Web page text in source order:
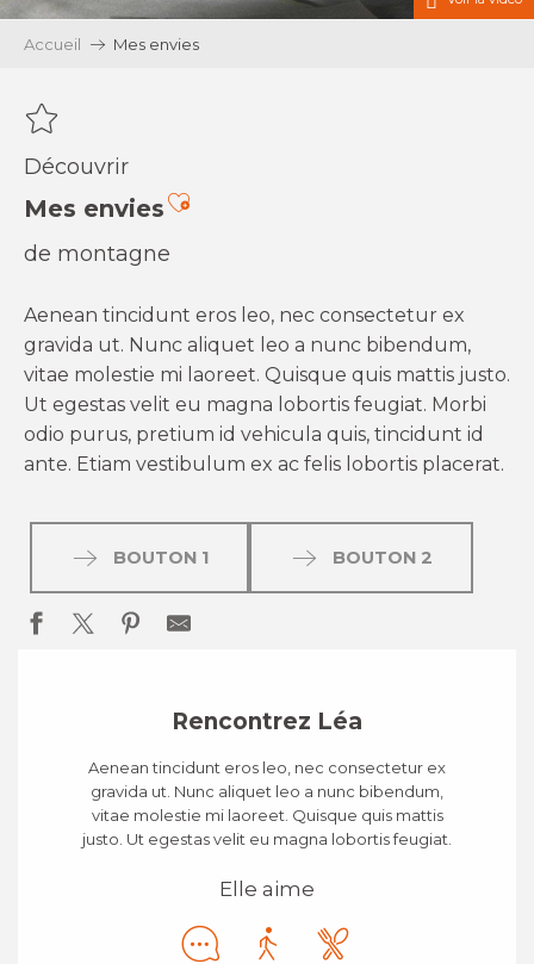
Accueil Mes envies
Découvrir
Mes enviesAjouter aux favoris
de montagne
Aenean tincidunt eros leo, nec consectetur ex
gravida ut. Nunc aliquet leo a nunc bibendum,
vitae molestie mi laoreet. Quisque quis mattis justo.
Ut egestas velit eu magna lobortis feugiat. Morbi
odio purus, pretium id vehicula quis, tincidunt id
ante. Etiam vestibulum ex ac felis lobortis placerat.
BOUTON 1 BOUTON 2
Rencontrez Léa
Aenean tincidunt eros leo, nec consectetur ex
gravida ut. Nunc aliquet leo a nunc bibendum,
vitae molestie mi laoreet. Quisque quis mattis
justo. Ut egestas velit eu magna lobortis feugiat.
Elle aime